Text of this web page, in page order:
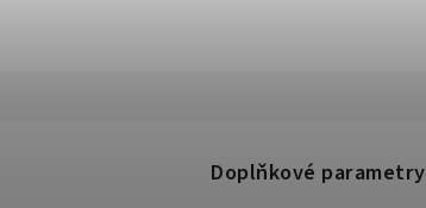
Doplňkové parametry